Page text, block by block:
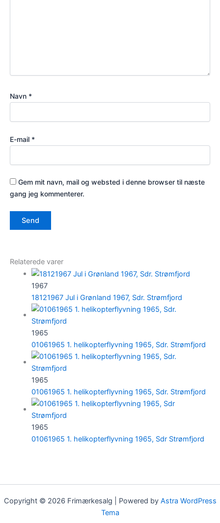
Navn *
E-mail *
Gem mit navn, mail og websted i denne browser til næste
gang jeg kommenterer.
Relaterede varer
1967
18121967 Jul i Grønland 1967, Sdr. Strømfjord
1965
01061965 1. helikopterflyvning 1965, Sdr. Strømfjord
1965
01061965 1. helikopterflyvning 1965, Sdr. Strømfjord
1965
01061965 1. helikopterflyvning 1965, Sdr Strømfjord
Copyright © 2026 Frimærkesalg | Powered by Astra WordPress
Tema